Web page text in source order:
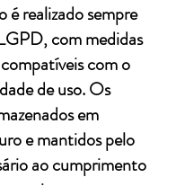
realizado sempre
com medidas
com o
de uso. Os
em
e mantidos pelo
ao cumprimento